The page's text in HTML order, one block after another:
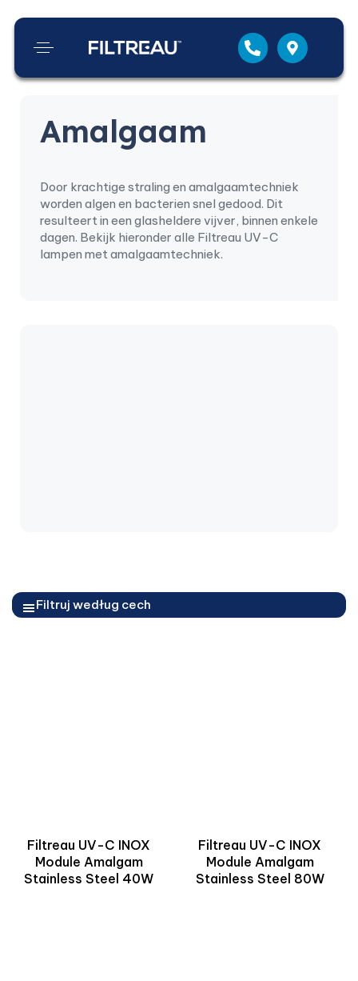
Amalgaam
Door krachtige straling en amalgaamtechniek
worden algen en bacterien snel gedood. Dit
resulteert in een glasheldere vijver, binnen enkele
dagen. Bekijk hieronder alle Filtreau UV-C
lampen met amalgaamtechniek.
Filtruj według cech
Filtreau UV-C INOX
Module Amalgam
Stainless Steel 40W
Filtreau UV-C INOX
Module Amalgam
Stainless Steel 80W